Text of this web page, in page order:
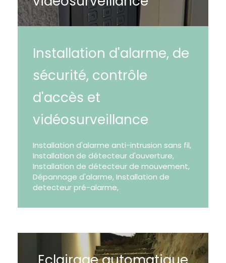
Installation d'alarme, de
sécurité, contrôle
d'accès et
vidéosurveillance
Installation d'alarme anti-intrusion sans fil,
Installation de détecteur d'ouverture,
Installation de détecteur de mouvement,
Dépannage d'alarme, Installation de
detecteur pré-alarme,